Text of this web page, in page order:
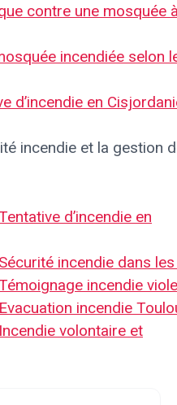
contre une mosquée
incendiée selon
d’incendie en
incendie et la gestion
d’incendie en
incendie dans les
incendie
incendie
volontaire et